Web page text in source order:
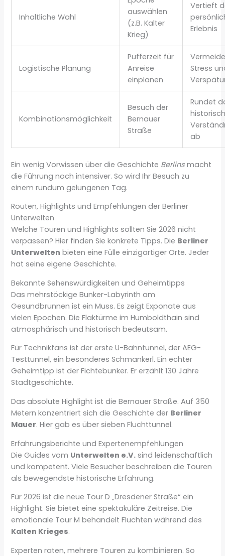
Inhaltliche Wahl
auswählen
(z.B. Kalter
Krieg)
Vertieft
Erlebnis
Logistische Planung
Pufferzeit für
Anreise
einplanen
Stress
Kombinationsmöglichkeit
Besuch der
Bernauer
Straße
Rundet
ab
Ein wenig Vorwissen über die Geschichte Berlins macht
die Führung noch intensiver. So wird Ihr Besuch zu
einem rundum gelungenen Tag.
Routen, Highlights und Empfehlungen der Berliner
Unterwelten
Welche Touren und Highlights sollten Sie 2026 nicht
verpassen? Hier finden Sie konkrete Tipps. Die Berliner
Unterwelten bieten eine Fülle einzigartiger Orte. Jeder
hat seine eigene Geschichte.
Bekannte Sehenswürdigkeiten und Geheimtipps
Das mehrstöckige Bunker-Labyrinth am
Gesundbrunnen ist ein Muss. Es zeigt Exponate aus
vielen Epochen. Die Flaktürme im Humboldthain sind
atmosphärisch und historisch bedeutsam.
Für Technikfans ist der erste U-Bahntunnel, der AEG-
Testtunnel, ein besonderes Schmankerl. Ein echter
Geheimtipp ist der Fichtebunker. Er erzählt 130 Jahre
Stadtgeschichte.
Das absolute Highlight ist die Bernauer Straße. Auf 350
Metern konzentriert sich die Geschichte der Berliner
Mauer. Hier gab es über sieben Fluchttunnel.
Erfahrungsberichte und Expertenempfehlungen
Die Guides vom Unterwelten e.V. sind leidenschaftlich
und kompetent. Viele Besucher beschreiben die Touren
als bewegendste historische Erfahrung.
Für 2026 ist die neue Tour D „Dresdener Straße“ ein
Highlight. Sie bietet eine spektakuläre Zeitreise. Die
emotionale Tour M behandelt Fluchten während des
Kalten Krieges.
Experten raten, mehrere Touren zu kombinieren. So